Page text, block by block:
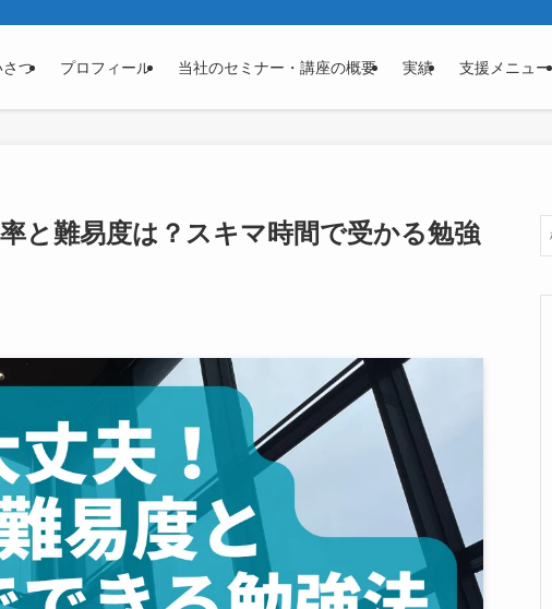
さつ プロフィール 当社のセミナー・講座の概要 実績 支援メニュー
と難易度は？スキマ時間で受かる勉強